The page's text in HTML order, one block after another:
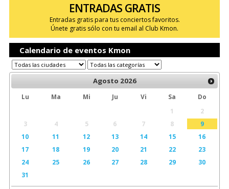
ENTRADAS GRATIS
Entradas gratis para tus conciertos favoritos.
Únete gratis sólo con tu email al Club Kmon.
Calendario de eventos Kmon
Agosto 2026
Lu Ma Mi Ju Vi Sa
Do
1
2
3
4 5 6 7 8
9
10
11 12 13 14 15
16
17
18 19 20 21 22
23
24
25 26 27 28 29
30
31